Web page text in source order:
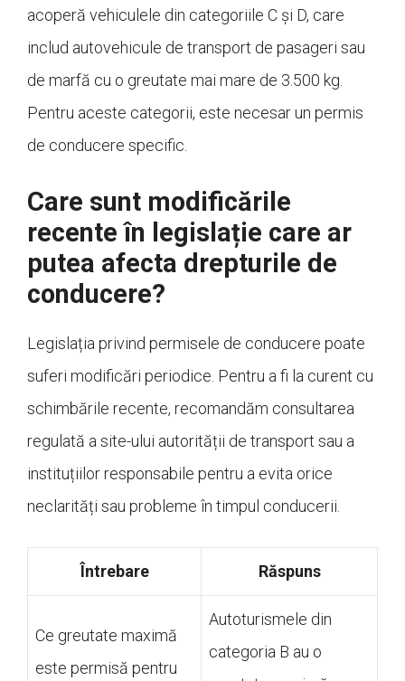
acoperă vehiculele din categoriile C și D, care
includ autovehicule de transport de pasageri sau
de marfă cu o greutate mai mare de 3.500 kg.
Pentru aceste categorii, este necesar un permis
de conducere specific.
Care sunt modificările
recente în legislație care ar
putea afecta drepturile de
conducere?
Legislația privind permisele de conducere poate
suferi modificări periodice. Pentru a fi la curent cu
schimbările recente, recomandăm consultarea
regulată a site-ului autorității de transport sau a
instituțiilor responsabile pentru a evita orice
neclarități sau probleme în timpul conducerii.
Întrebare Răspuns
Ce greutate maximă
este permisă pentru
Autoturismele din
categoria B au o